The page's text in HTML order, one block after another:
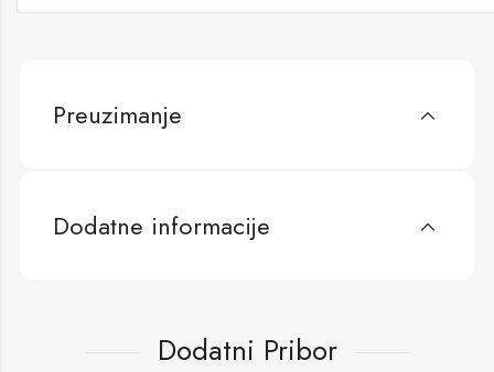
Preuzimanje
Dodatne informacije
Dodatni Pribor